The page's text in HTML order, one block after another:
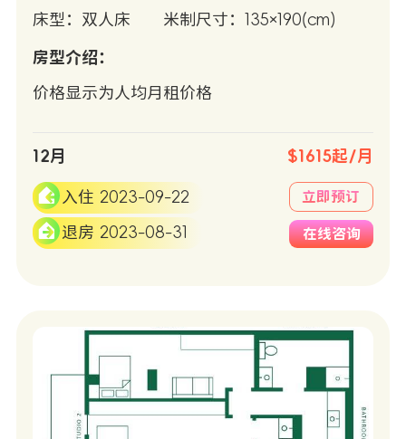
床型：双人床 米制尺寸：135×190(cm)
房型介绍：
价格显示为人均月租价格
12月 $1615起/月
入住 2023-09-22
退房 2023-08-31
立即预订
在线咨询